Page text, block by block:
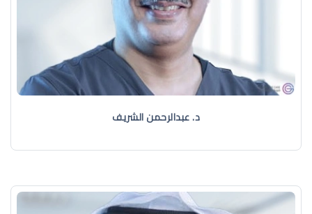
د. عبدالرحمن الشريف